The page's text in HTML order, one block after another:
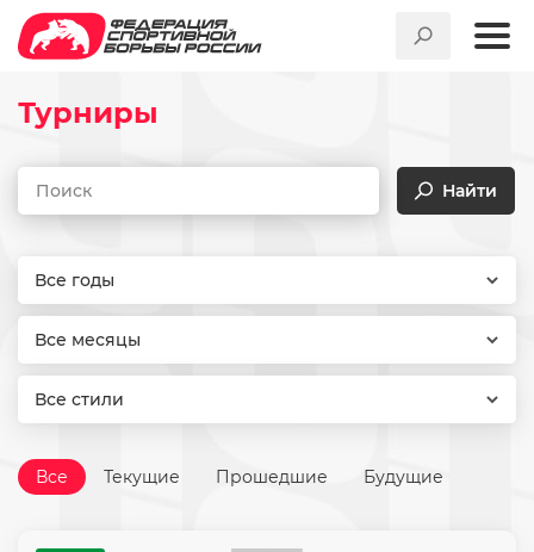
Турниры
Найти
Все годы
Все месяцы
Все стили
Все Текущие Прошедшие Будущие